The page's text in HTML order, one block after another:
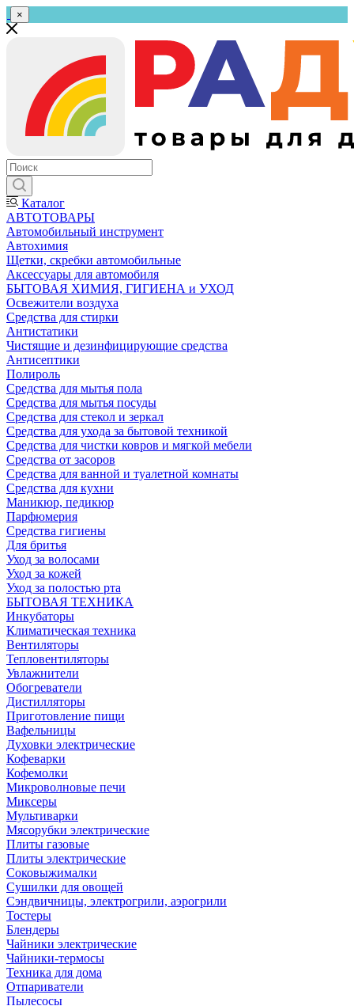
×
Каталог
АВТОТОВАРЫ
Автомобильный инструмент
Автохимия
Щетки, скребки автомобильные
Аксессуары для автомобиля
БЫТОВАЯ ХИМИЯ, ГИГИЕНА и УХОД
Освежители воздуха
Средства для стирки
Антистатики
Чистящие и дезинфицирующие средства
Антисептики
Полироль
Средства для мытья пола
Средства для мытья посуды
Средства для стекол и зеркал
Средства для ухода за бытовой техникой
Средства для чистки ковров и мягкой мебели
Средства от засоров
Средства для ванной и туалетной комнаты
Средства для кухни
Маникюр, педикюр
Парфюмерия
Средства гигиены
Для бритья
Уход за волосами
Уход за кожей
Уход за полостью рта
БЫТОВАЯ ТЕХНИКА
Инкубаторы
Климатическая техника
Вентиляторы
Тепловентиляторы
Увлажнители
Обогреватели
Дистилляторы
Приготовление пищи
Вафельницы
Духовки электрические
Кофеварки
Кофемолки
Микроволновые печи
Миксеры
Мультиварки
Мясорубки электрические
Плиты газовые
Плиты электрические
Соковыжималки
Сушилки для овощей
Сэндвичницы, электрогрили, аэрогрили
Тостеры
Блендеры
Чайники электрические
Чайники-термосы
Техника для дома
Отпариватели
Пылесосы